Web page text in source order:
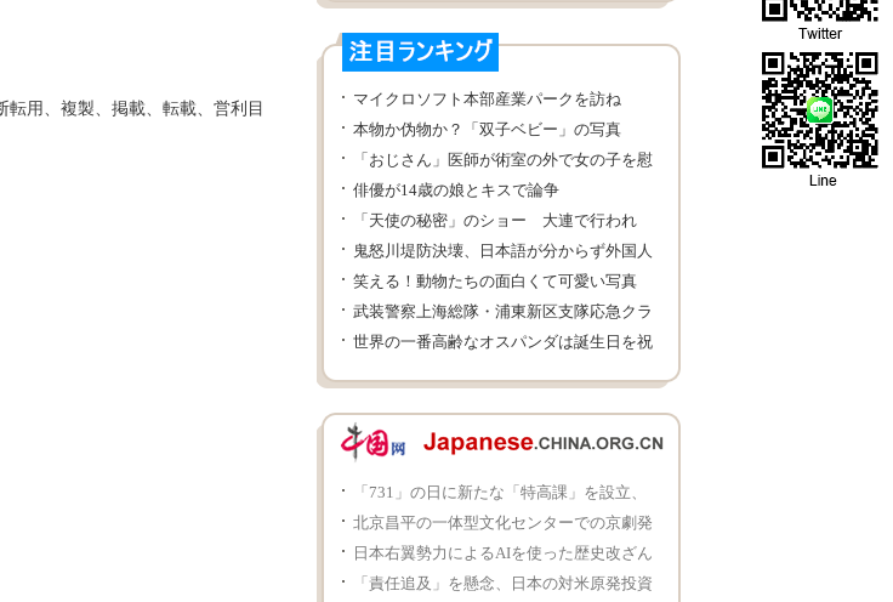
用、複製、掲載、転載、営利目
マイクロソフト本部産業パークを訪ね
本物か伪物か？「双子ベビー」の写真
「おじさん」医師が術室の外で女の子を慰
める
俳優が14歳の娘とキスで論争
「天使の秘密」のショー 大連で行われ
鬼怒川堤防決壊、日本語が分からず外国人
逃げ遅れ
笑える！動物たちの面白くて可愛い写真
武装警察上海総隊・浦東新区支隊応急クラ
スを訪ね
世界の一番高齢なオスパンダは誕生日を祝